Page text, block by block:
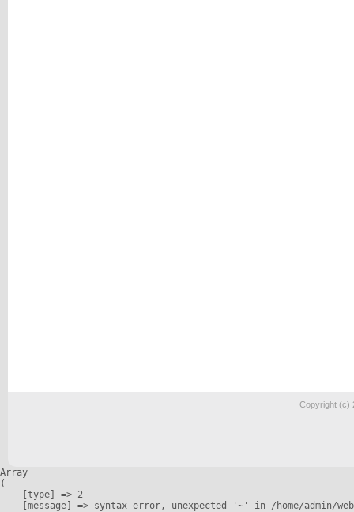
Copyright (c)
Array
(
    [type] => 2
[message] => syntax error, unexpected '~' in /home/admin/